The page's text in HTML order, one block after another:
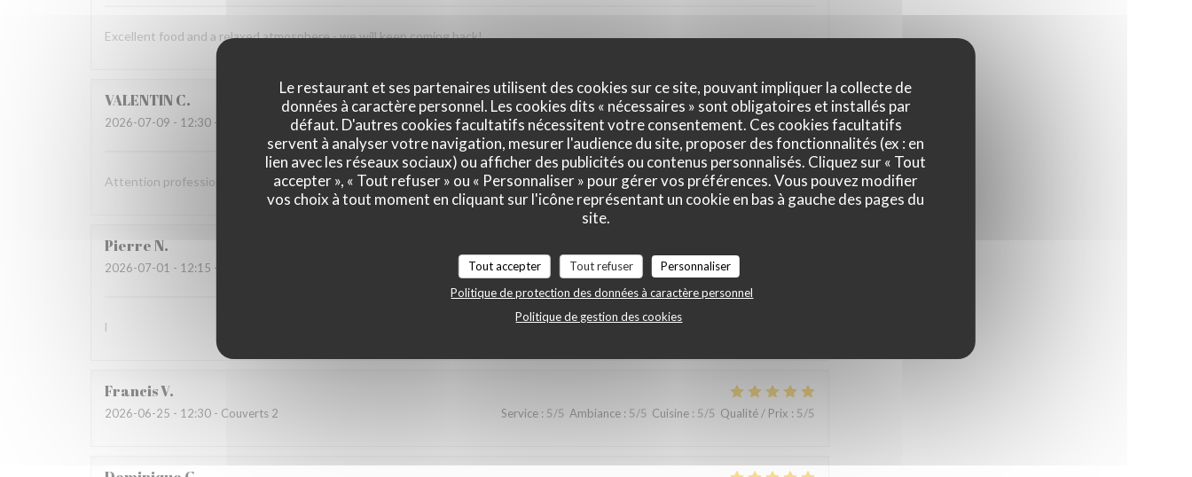
Le restaurant et ses partenaires utilisent des cookies sur ce site, pouvant impliquer la collecte de
données à caractère personnel. Les cookies dits « nécessaires » sont obligatoires et installés par
défaut. D'autres cookies facultatifs nécessitent votre consentement. Ces cookies facultatifs
servent à analyser votre navigation, mesurer l'audience du site, proposer des fonctionnalités (ex : en
lien avec les réseaux sociaux) ou afficher des publicités ou contenus personnalisés. Cliquez sur « Tout
accepter », « Tout refuser » ou « Personnaliser » pour gérer vos préférences. Vous pouvez modifier
vos choix à tout moment en cliquant sur l'icône représentant un cookie en bas à gauche des pages du
site.
Tout accepter Tout refuser
Personnaliser
Politique de protection des données à caractère personnel
Politique de gestion des cookies
Excellent food and a relaxed atmosphere - we will keep coming back!
VALENTIN C
2026-07-09 - 12:30 - Couverts 2 Service:5/5 Ambiance:5/5 Cuisine: 5/5 Qualité / Prix: 5/5
Attention professionnelle, gastronomie de très bonne qualité, prix modéré.
Pierre N
2026-07-01 - 12:15 - Couverts 3 Service: Ambiance:5 Cuisine: 5/5 Qualité / Prix
l
FrancisV
2026-06-25 - 12:30 - Couverts 2 Service: 5/5 Ambiance: 5/5 Cuisine: 5/5 Qualité / Prix : 5/5